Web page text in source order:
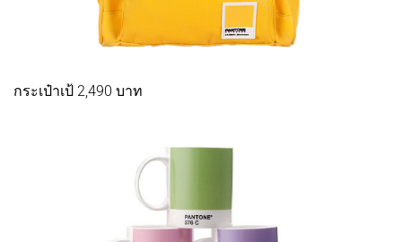
กระเป๋าเป้ 2,490 บาท